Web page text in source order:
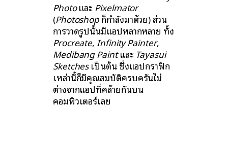
Photoและ Pixelmator
(Photoshopก็กำลังมาด้วย) ส่วน
การวาดรูปนั้นมีแอปหลากหลาย ทั้ง
Procreate,Infinity Painter,
Medibang Paintและ Tayasui
Sketchesเป็นต้น ซึ่งแอปกราฟิก
เหล่านี้ก็มีคุณสมบัติครบครันไม่
ต่างจากแอปที่คล้ายกันบน
คอมพิวเตอร์เลย